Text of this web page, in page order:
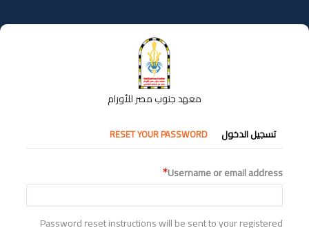
إلى
المحتوى
معهد جنوب مصر للأورام
التبويبات
الأساسية
تسجيل الدخول RESET YOUR PASSWORD
Username or email address
Password reset instructions will be sent to your registered